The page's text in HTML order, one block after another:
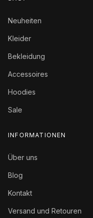
Neuheiten
Kleider
Bekleidung
Accessoires
Hoodies
Sale
INFORMATIONEN
Über uns
Blog
Kontakt
Versand und Retouren